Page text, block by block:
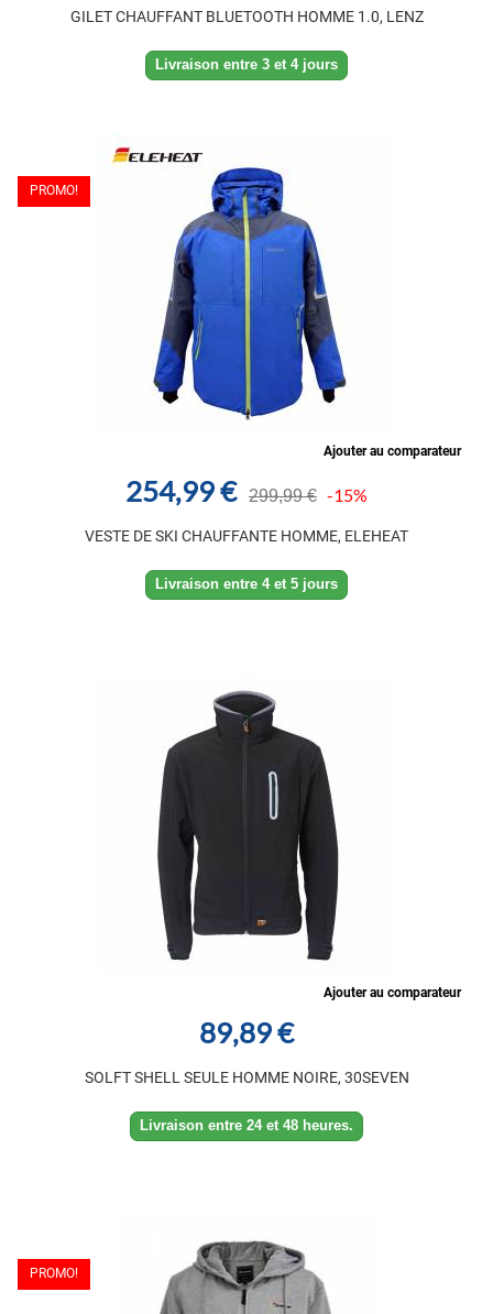
GILET CHAUFFANT BLUETOOTH HOMME 1.0, LENZ
Livraison entre 3 et 4 jours
PROMO!
Ajouter au comparateur
254,99 € 299,99 € -15%
VESTE DE SKI CHAUFFANTE HOMME, ELEHEAT
Livraison entre 4 et 5 jours
Ajouter au comparateur
89,89 €
SOLFT SHELL SEULE HOMME NOIRE, 30SEVEN
Livraison entre 24 et 48 heures.
PROMO!